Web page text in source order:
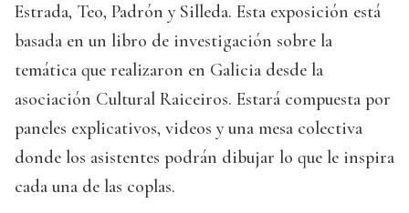
Estrada, Teo, Padrón y Silleda. Esta exposición está
basada en un libro de investigación sobre la
temática que realizaron en Galicia desde la
asociación Cultural Raiceiros. Estará compuesta por
paneles explicativos, videos y una mesa colectiva
donde los asistentes podrán dibujar lo que le inspira
cada una de las coplas.